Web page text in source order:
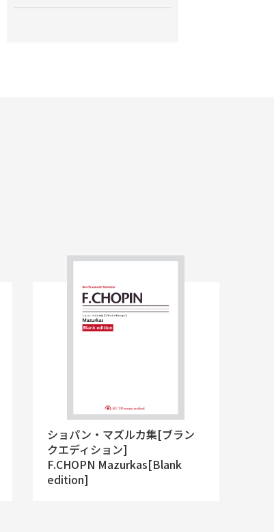
ショパン・マズルカ集[ブラン
クエディション]
F.CHOPN Mazurkas[Blank
edition]